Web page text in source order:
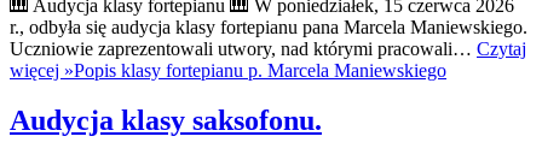
🎹 Audycja klasy fortepianu 🎹 W poniedziałek, 15 czerwca 2026
r., odbyła się audycja klasy fortepianu pana Marcela Maniewskiego.
Uczniowie zaprezentowali utwory, nad którymi pracowali… Czytaj
więcej »Popis klasy fortepianu p. Marcela Maniewskiego
Audycja klasy saksofonu.